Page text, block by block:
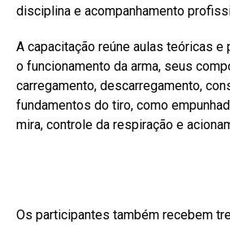
disciplina e acompanhamento
A capacitação reúne aulas teóricas e
o funcionamento da arma, seus
carregamento, descarregamento,
fundamentos do tiro, como
mira, controle da respiração e
Os participantes também recebem